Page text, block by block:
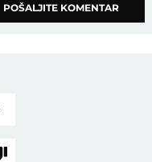
POŠALJITE KOMENTAR